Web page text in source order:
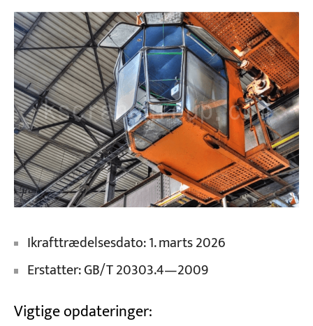
Ikrafttrædelsesdato: 1. marts 2026
Erstatter: GB/T 20303.4—2009
Vigtige opdateringer: